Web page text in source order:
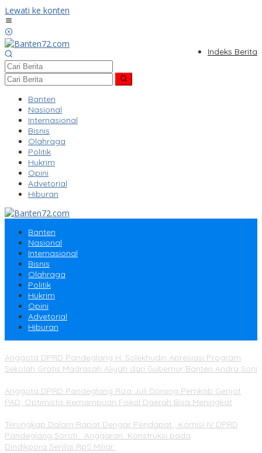
Lewati ke konten
Indeks Berita
Banten
Nasional
Internasional
Bisnis
Olahraga
Politik
Hukrim
Opini
Advetorial
Hiburan
Banten
Nasional
Internasional
Bisnis
Olahraga
Politik
Hukrim
Opini
Advetorial
Hiburan
Anggota DPRD Pandeglang H. Solekhudin Apresiasi Program
Sekolah Gratis Madrasah Aliyah dari Gubernur Banten Andra Soni
Anggota DPRD Pandeglang Riza Juli Dorong Pemkab Genjot
PAD, Optimistis Kemampuan Fiskal Daerah Bisa Meningkat
Terungkap Dalam Rapat Dengar Pendapat , Komisi IV DPRD
Pandeglang Soroti Anggaran Konstruksi pada
Dindikpora Senilai Rp5 Miliar